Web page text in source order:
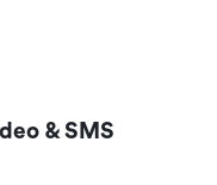
& SMS